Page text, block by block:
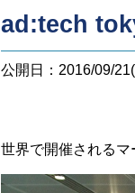
ad:tech
公開日：2016/09/
世界で開催されるマ